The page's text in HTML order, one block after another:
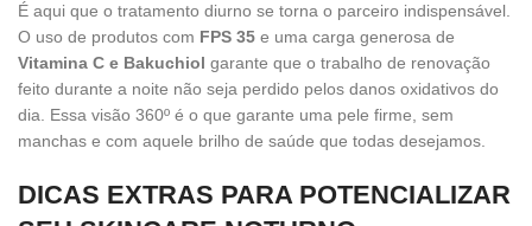
É aqui que o tratamento diurno se torna o parceiro indispensável.
O uso de produtos com FPS 35 e uma carga generosa de
Vitamina C e Bakuchiol garante que o trabalho de renovação
feito durante a noite não seja perdido pelos danos oxidativos do
dia. Essa visão 360º é o que garante uma pele firme, sem
manchas e com aquele brilho de saúde que todas desejamos.
DICAS EXTRAS PARA POTENCIALIZAR